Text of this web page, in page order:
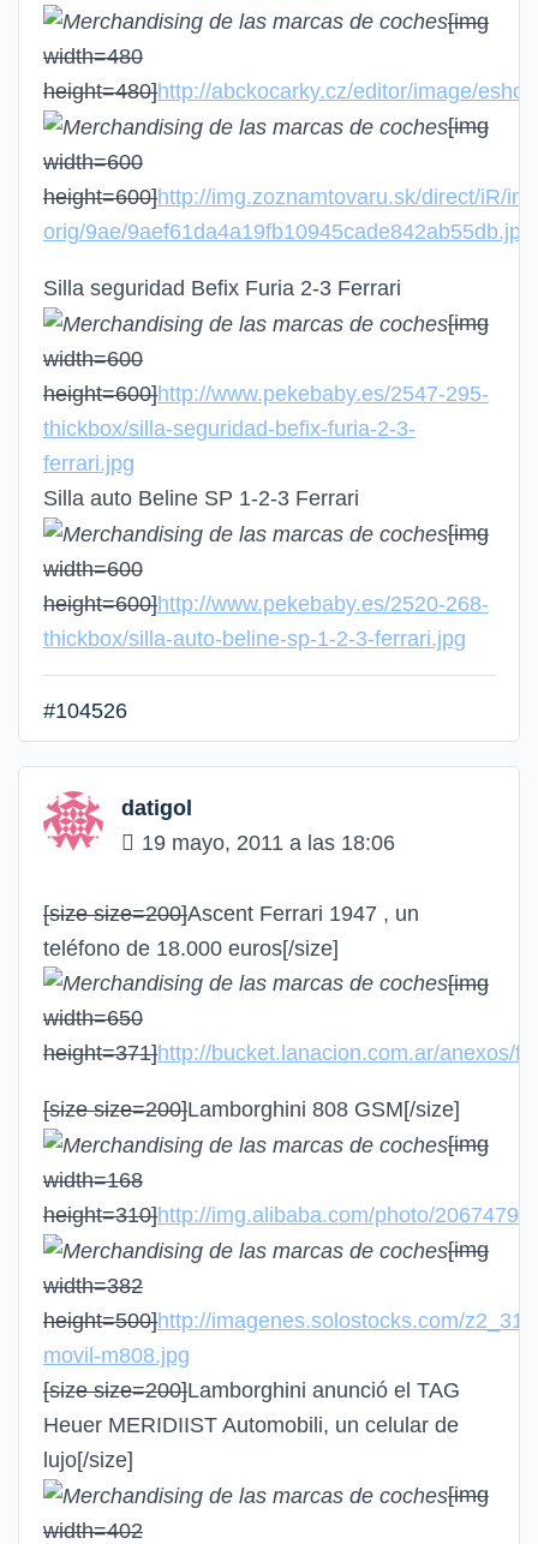
[img
width=480
height=480]http://abckocarky.cz/editor/image/
[img
width=600
height=600]http://img.zoznamtovaru.sk/direct/iR/
orig/9ae/9aef61da4a19fb10945cade842ab55db.jpg
Silla seguridad Befix Furia 2-3 Ferrari
[img
width=600
height=600]http://www.pekebaby.es/2547-295-
thickbox/silla-seguridad-befix-furia-2-3-
ferrari.jpg
Silla auto Beline SP 1-2-3 Ferrari
[img
width=600
height=600]http://www.pekebaby.es/2520-268-
thickbox/silla-auto-beline-sp-1-2-3-ferrari.jpg
#104526
datigol
19 mayo, 2011 a las 18:06
[size size=200]Ascent Ferrari 1947 , un
teléfono de 18.000 euros[/size]
[img
width=650
height=371]http://bucket.lanacion.com.ar/anexos/
[size size=200]Lamborghini 808 GSM[/size]
[img
width=168
height=310]http://img.alibaba.com/photo/
[img
width=382
height=500]http://imagenes.solostocks.com/
movil-m808.jpg
[size size=200]Lamborghini anunció el TAG
Heuer MERIDIIST Automobili, un celular de
lujo[/size]
[img
width=402